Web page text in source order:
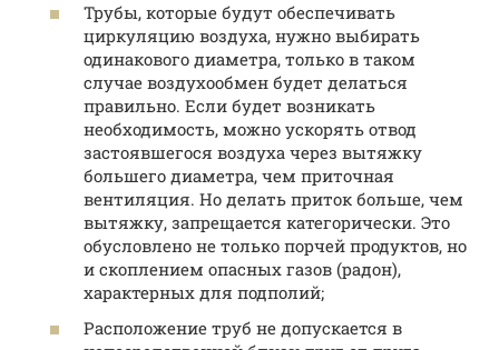
Трубы, которые будут обеспечивать
циркуляцию воздуха, нужно выбирать
одинакового диаметра, только в таком
случае воздухообмен будет делаться
правильно. Если будет возникать
необходимость, можно ускорять отвод
застоявшегося воздуха через вытяжку
большего диаметра, чем приточная
вентиляция. Но делать приток больше, чем
вытяжку, запрещается категорически. Это
обусловлено не только порчей продуктов, но
и скоплением опасных газов (радон),
характерных для подполий;
Расположение труб не допускается в